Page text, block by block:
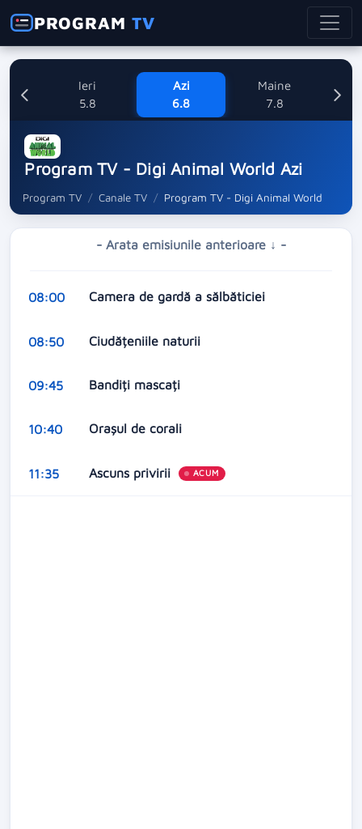
PROGRAMTV
Ieri
5.8
Azi
6.8
Maine
7.8
Program TV - Digi Animal World Azi
Program TV Canale TV Program TV - Digi Animal World
- Arata emisiunile anterioare ↓ -
08:00 Camera de gardă a sălbăticiei
08:50 Ciudățeniile naturii
09:45 Bandiți mascați
10:40 Orașul de corali
11:35 Ascuns privirii ACUM